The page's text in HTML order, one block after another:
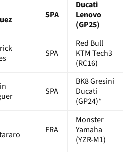
SPA
Ducati
Lenovo
(GP25)
SPA
Red Bull
KTM Tech3
(RC16)
SPA
BK8 Gresini
Ducati
(GP24)*
FRA
Monster
Yamaha
(YZR-M1)